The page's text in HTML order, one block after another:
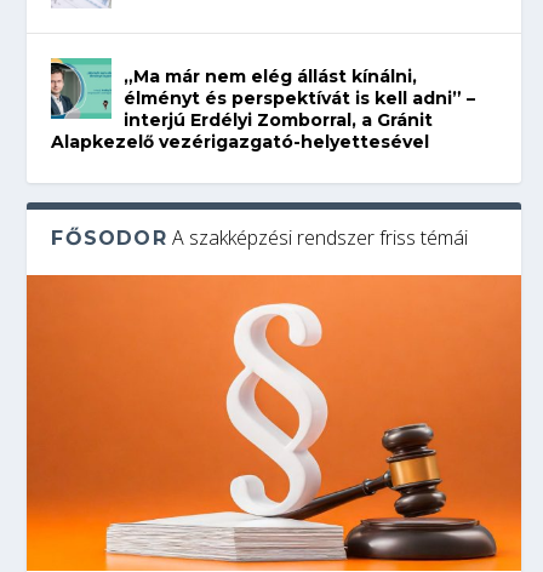
„Ma már nem elég állást kínálni,
élményt és perspektívát is kell adni” –
interjú Erdélyi Zomborral, a Gránit
Alapkezelő vezérigazgató-helyettesével
FŐSODOR A szakképzési rendszer friss témái